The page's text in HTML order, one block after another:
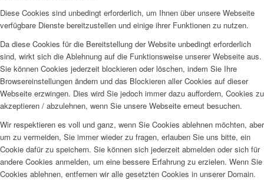
Diese Cookies sind unbedingt erforderlich, um Ihnen über unsere Webseite
verfügbare Dienste bereitzustellen und einige ihrer Funktionen zu nutzen.
Da diese Cookies für die Bereitstellung der Website unbedingt erforderlich
sind, wirkt sich die Ablehnung auf die Funktionsweise unserer Webseite aus.
Sie können Cookies jederzeit blockieren oder löschen, indem Sie Ihre
Browsereinstellungen ändern und das Blockieren aller Cookies auf dieser
Webseite erzwingen. Dies wird Sie jedoch immer dazu auffordern, Cookies zu
akzeptieren / abzulehnen, wenn Sie unsere Webseite erneut besuchen.
Wir respektieren es voll und ganz, wenn Sie Cookies ablehnen möchten, aber
um zu vermeiden, Sie immer wieder zu fragen, erlauben Sie uns bitte, ein
Cookie dafür zu speichern. Sie können sich jederzeit abmelden oder sich für
andere Cookies anmelden, um eine bessere Erfahrung zu erzielen. Wenn Sie
Cookies ablehnen, entfernen wir alle gesetzten Cookies in unserer Domain.